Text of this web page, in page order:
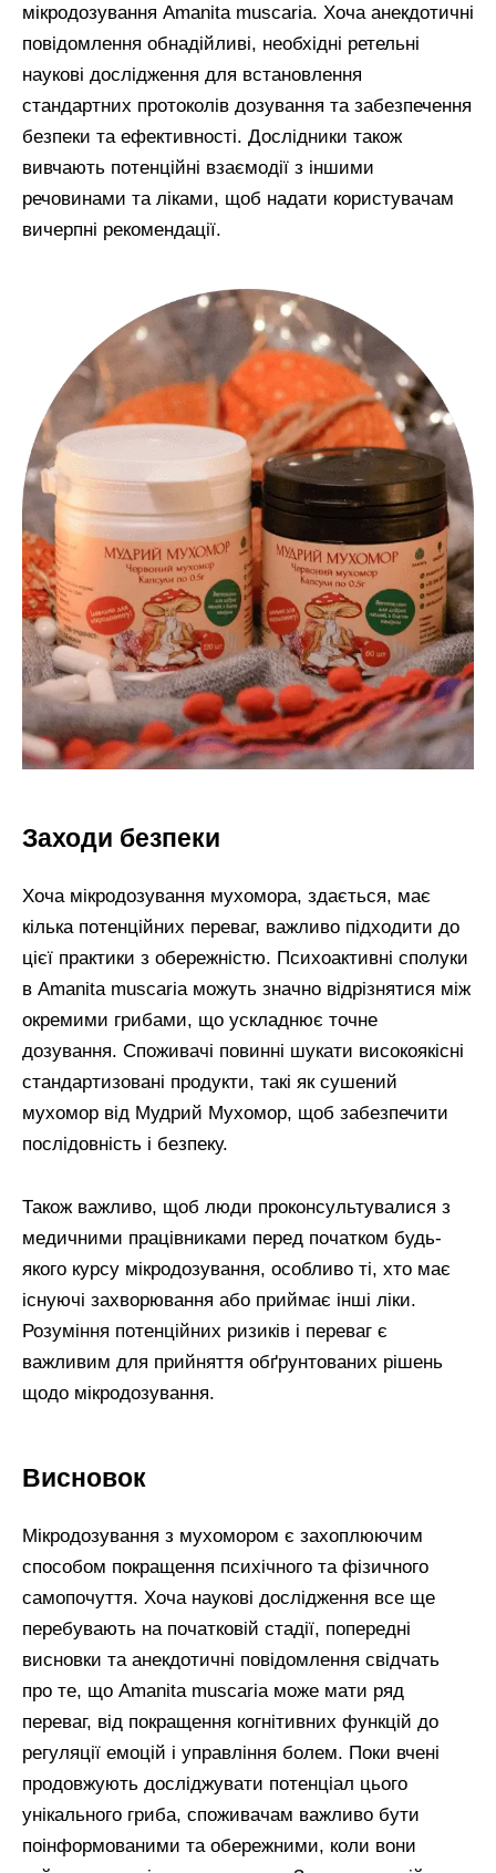
мікродозування Amanita muscaria. Хоча анекдотичні
повідомлення обнадійливі, необхідні ретельні
наукові дослідження для встановлення
стандартних протоколів дозування та забезпечення
безпеки та ефективності. Дослідники також
вивчають потенційні взаємодії з іншими
речовинами та ліками, щоб надати користувачам
вичерпні рекомендації.
Заходи безпеки
Хоча мікродозування мухомора, здається, має
кілька потенційних переваг, важливо підходити до
цієї практики з обережністю. Психоактивні сполуки
в Amanita muscaria можуть значно відрізнятися між
окремими грибами, що ускладнює точне
дозування. Споживачі повинні шукати високоякісні
стандартизовані продукти, такі як сушений
мухомор від Мудрий Мухомор, щоб забезпечити
послідовність і безпеку.
Також важливо, щоб люди проконсультувалися з
медичними працівниками перед початком будь-
якого курсу мікродозування, особливо ті, хто має
існуючі захворювання або приймає інші ліки.
Розуміння потенційних ризиків і переваг є
важливим для прийняття обґрунтованих рішень
щодо мікродозування.
Висновок
Мікродозування з мухомором є захоплюючим
способом покращення психічного та фізичного
самопочуття. Хоча наукові дослідження все ще
перебувають на початковій стадії, попередні
висновки та анекдотичні повідомлення свідчать
про те, що Amanita muscaria може мати ряд
переваг, від покращення когнітивних функцій до
регуляції емоцій і управління болем. Поки вчені
продовжують досліджувати потенціал цього
унікального гриба, споживачам важливо бути
поінформованими та обережними, коли вони